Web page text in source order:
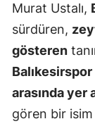
Murat Ustalı,
sürdüren,
gösteren
arasında yer
gören bir